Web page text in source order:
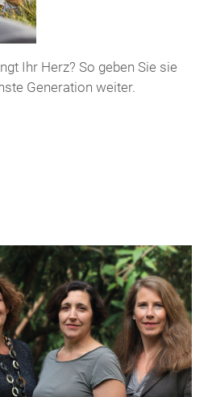
Ihr Herz? So geben Sie sie
Generation weiter.